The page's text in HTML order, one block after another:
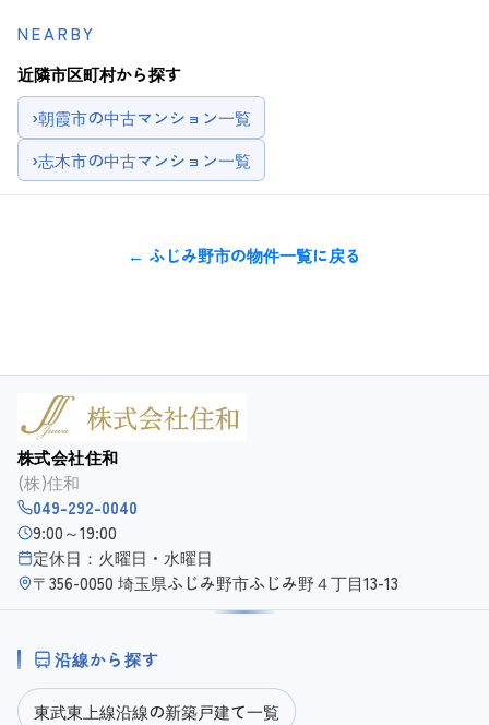
NEARBY
近隣市区町村から探す
›朝霞市の中古マンション一覧
›志木市の中古マンション一覧
← ふじみ野市の物件一覧に戻る
株式会社住和
(株)住和
049-292-0040
9:00～19:00
定休日：火曜日・水曜日
〒356-0050 埼玉県ふじみ野市ふじみ野４丁目13-13
沿線から探す
東武東上線沿線の新築戸建て一覧